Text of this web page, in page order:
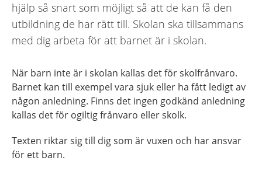
hjälp så snart som möjligt så att de kan få den
utbildning de har rätt till. Skolan ska tillsammans
med dig arbeta för att barnet är i skolan.
När barn inte är i skolan kallas det för skolfrånvaro.
Barnet kan till exempel vara sjuk eller ha fått ledigt av
någon anledning. Finns det ingen godkänd anledning
kallas det för ogiltig frånvaro eller skolk.
Texten riktar sig till dig som är vuxen och har ansvar
för ett barn.